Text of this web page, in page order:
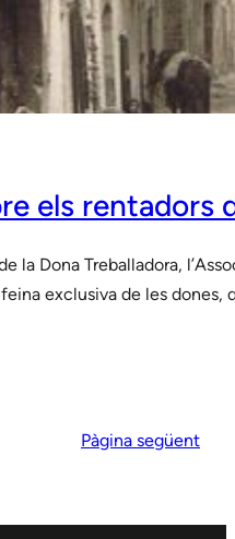
els rentadors
la Dona Treballadora,
exclusiva de les
Pàgina següent